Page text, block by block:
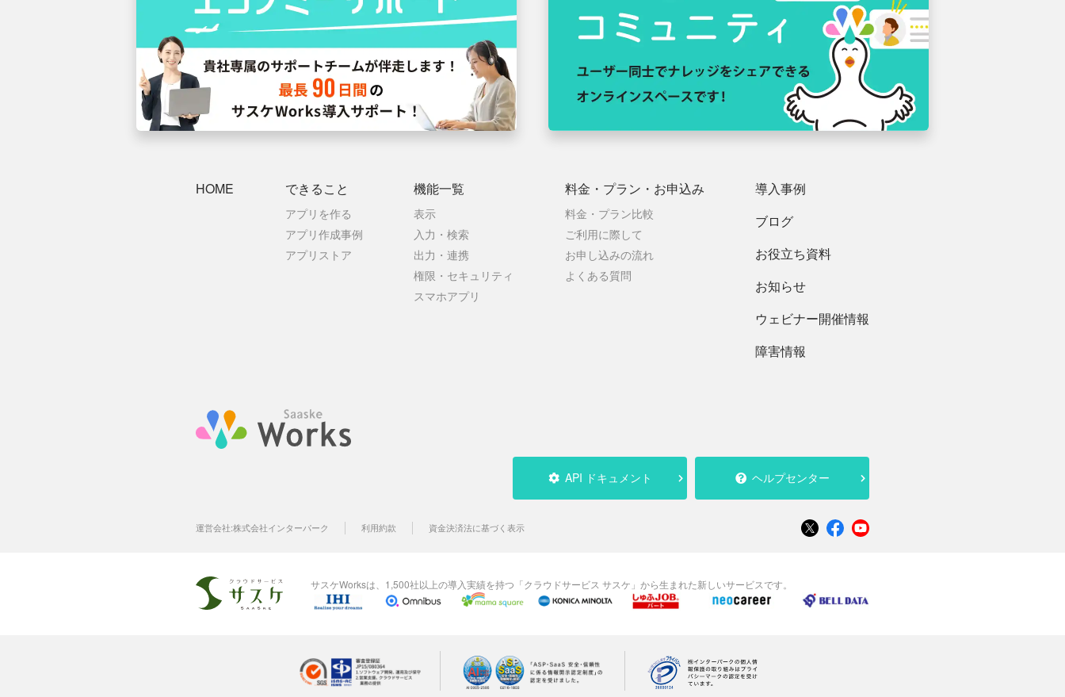
HOME できること
アプリを作る
アプリ作成事例
アプリストア
機能一覧
表示
入力・検索
出力・連携
権限・セキュリティ
スマホアプリ
料金・プラン・ お申込み
料金・プラン比較
ご利用に際して
お申し込みの流れ
よくある質問
導入事例
ブログ
お役立ち資料
お知らせ
ウェビナー開催情報
障害情報
API ドキュメント ヘルプセンター
運営会社:株式会社インターパーク 利用約款 資金決済法に基づく表示
サスケWorksは、1,500社以上の導入実績を持つ「クラウドサービス サスケ」から生まれた新しいサービスです。